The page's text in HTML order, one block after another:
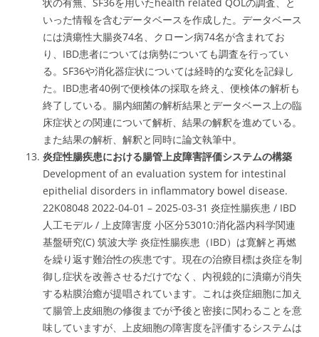
いった情報を含むデータベースを作成した。データベース
には潰瘍性大腸炎74名、クローン病74名が含まれてお
り、IBD患者については病勢についても調査を行ってい
る。SF36や消化器症状については経時的な変化を記録し
た。IBD患者40例で便検体の採取を終え、便検体の解析も
終了している。腸内細菌の解析結果とデータベース上の臨
床症状との関連について解析、結果の解釈を進めている。
また結果の解析、解釈と同時に論文執筆中。
炎症性腸疾患における腸管上皮障害評価システムの構築
Development of an evaluation system for intestinal
epithelial disorders in inflammatory bowel disease.
22K08048 2022-04-01 – 2025-03-31 炎症性腸疾患 / IBD
人工モデル / 上皮障害度 小区分53010:消化器内科学関連
基盤研究(C) 筑波大学 炎症性腸疾患（IBD）は寛解と再燃
を繰り返す難治性の疾患です。現在の治療目標は炎症を制
御し症状を改善させるだけでなく、内視鏡的に潰瘍が消失
する粘膜治癒が提唱されています。これは炎症細胞に加え
て腸管上皮細胞の修復までが予後と密接に関わることを意
味していますが、上皮細胞の障害度を評価するシステムは